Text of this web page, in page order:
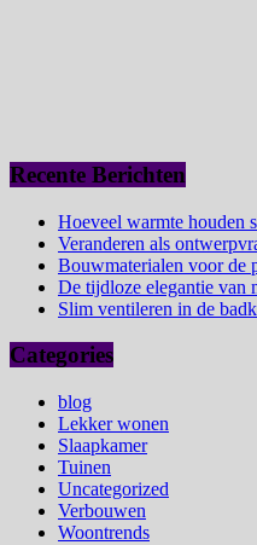
Recente Berichten
Hoeveel warmte houden
Veranderen als
Bouwmaterialen voor de
De tijdloze elegantie van
Slim ventileren in de
Categories
blog
Lekker wonen
Slaapkamer
Tuinen
Uncategorized
Verbouwen
Woontrends